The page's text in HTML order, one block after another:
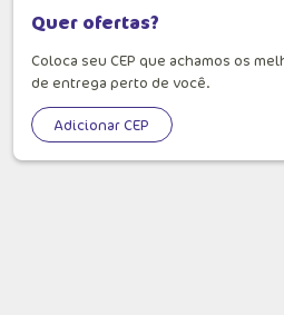
Quer ofertas?
Coloca seu CEP que achamos os
de entrega perto de você.
Adicionar CEP